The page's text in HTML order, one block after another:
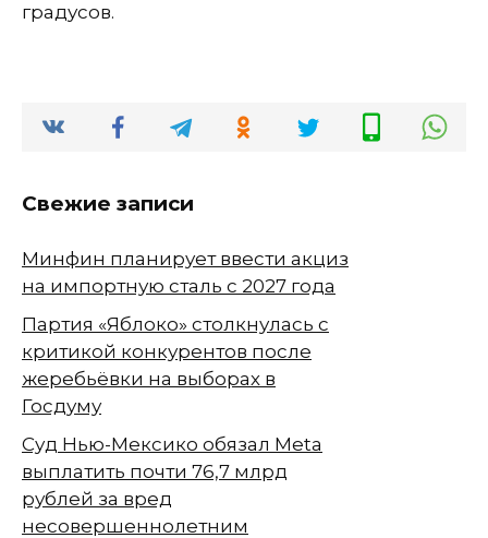
градусов.
Свежие записи
Минфин планирует ввести акциз
на импортную сталь с 2027 года
Партия «Яблоко» столкнулась с
критикой конкурентов после
жеребьёвки на выборах в
Госдуму
Суд Нью-Мексико обязал Meta
выплатить почти 76,7 млрд
рублей за вред
несовершеннолетним